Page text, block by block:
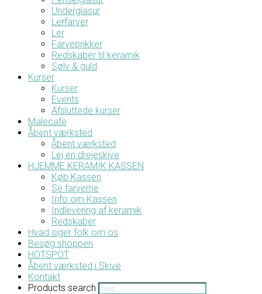
Underglasur
Lerfarver
Ler
Farveprikker
Redskaber til keramik
Sølv & guld
Kurser
Kurser
Events
Afsluttede kurser
Malecafe
Åbent værksted
Åbent værksted
Lej en drejeskive
HJEMME KERAMIK KASSEN
Køb Kassen
Se farverne
Info om Kassen
Indlevering af keramik
Redskaber
Hvad siger folk om os
Besøg shoppen
HOTSPOT
Åbent værksted i Skive
Kontakt
Products search